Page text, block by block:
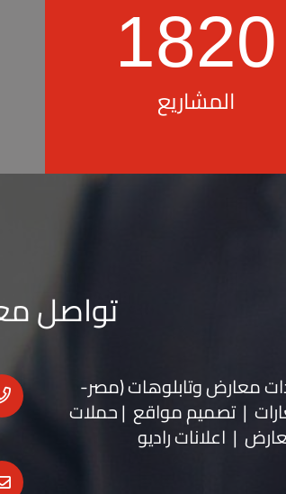
1820
المشاريع
تواصل
معارضوتابلوهات(مصر-
| تصميم مواقع | حملات
| اعلانات راديو